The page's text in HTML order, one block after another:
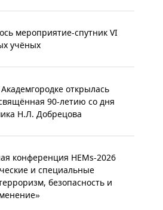
мероприятие-спутник VI
учёных
открылась
90-летию со дня
Н.Л. Добрецова
конференция HEMs-2026
и специальные
безопасность и